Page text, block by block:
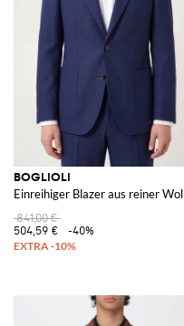
BOGLIOLI
Einreihiger Blazer aus reiner
841,00 €
504,59 €
-40%